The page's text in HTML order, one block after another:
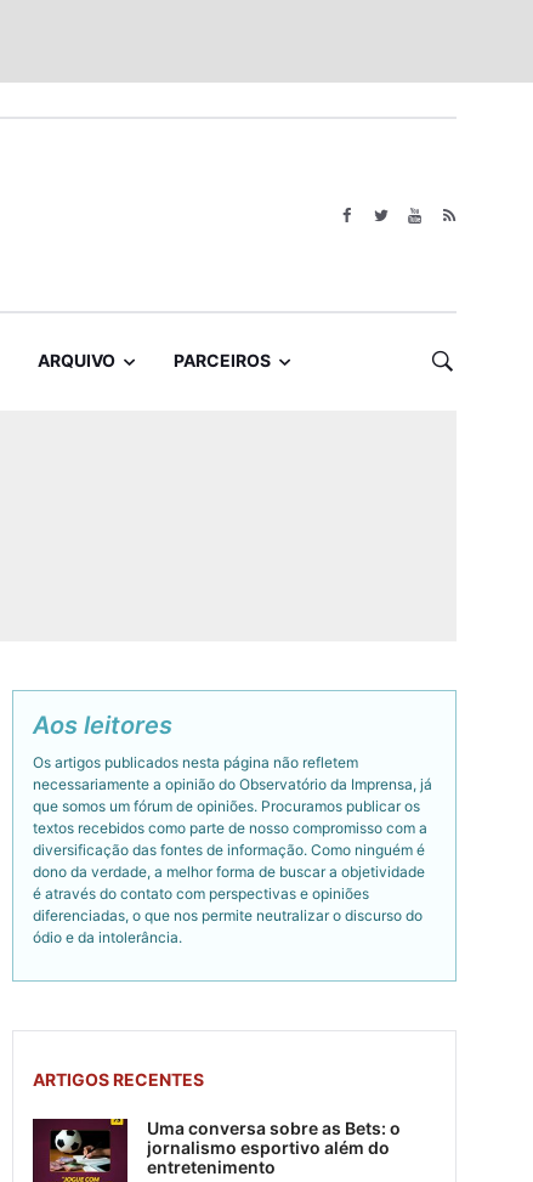
ARQUIVO PARCEIROS
Aos leitores
Os artigos publicados nesta página não refletem
necessariamente a opinião do Observatório da Imprensa, já
que somos um fórum de opiniões. Procuramos publicar os
textos recebidos como parte de nosso compromisso com a
diversificação das fontes de informação. Como ninguém é
dono da verdade, a melhor forma de buscar a objetividade
é através do contato com perspectivas e opiniões
diferenciadas, o que nos permite neutralizar o discurso do
ódio e da intolerância.
ARTIGOS RECENTES
Uma conversa sobre as Bets: o
jornalismo esportivo além do
entretenimento